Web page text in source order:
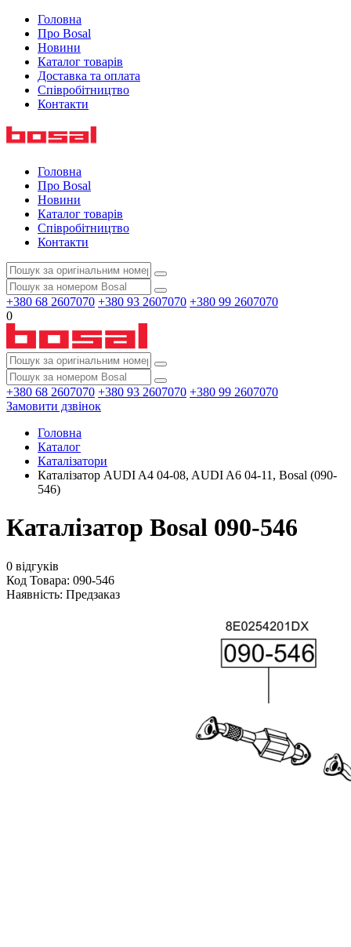
Головна
Про Bosal
Новини
Каталог товарів
Доставка та оплата
Співробітництво
Контакти
Головна
Про Bosal
Новини
Каталог товарів
Співробітництво
Контакти
+380 68 2607070 +380 93 2607070 +380 99 2607070
0
+380 68 2607070 +380 93 2607070 +380 99 2607070
Замовити дзвінок
Головна
Каталог
Каталізатори
Каталізатор AUDI A4 04-08, AUDI A6 04-11, Bosal (090-
546)
Каталізатор Bosal 090-546
0 відгуків
Код Товара: 090-546
Наявність: Предзаказ